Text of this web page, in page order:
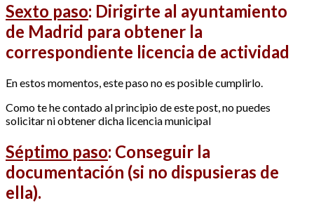
Sexto paso: Dirigirte al ayuntamiento
de Madrid para obtener la
correspondiente licencia de actividad
En estos momentos, este paso no es posible cumplirlo.
Como te he contado al principio de este post, no puedes
solicitar ni obtener dicha licencia municipal
Séptimo paso: Conseguir la
documentación (si no dispusieras de
ella).